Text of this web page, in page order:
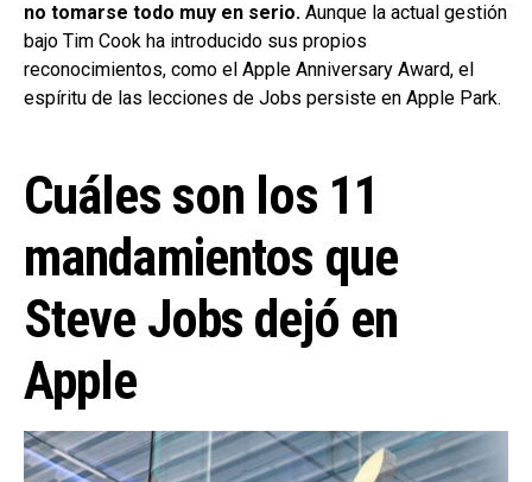
no tomarse todo muy en serio. Aunque la actual gestión
bajo Tim Cook ha introducido sus propios
reconocimientos, como el Apple Anniversary Award, el
espíritu de las lecciones de Jobs persiste en Apple Park.
Cuáles son los 11
mandamientos que
Steve Jobs dejó en
Apple